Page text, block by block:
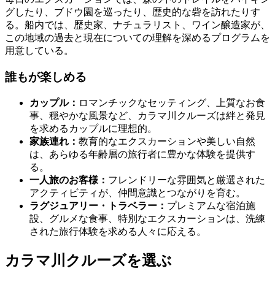
グしたり、ブドウ園を巡ったり、歴史的な砦を訪れたりす
る。船内では、歴史家、ナチュラリスト、ワイン醸造家が、
この地域の過去と現在についての理解を深めるプログラムを
用意している。
誰もが楽しめる
カップル： ロマンチックなセッティング、上質なお食
事、穏やかな風景など、カラマ川クルーズは絆と発見
を求めるカップルに理想的。
家族連れ： 教育的なエクスカーションや美しい自然
は、あらゆる年齢層の旅行者に豊かな体験を提供す
る。
一人旅のお客様： フレンドリーな雰囲気と厳選された
アクティビティが、仲間意識とつながりを育む。
ラグジュアリー・トラベラー： プレミアムな宿泊施
設、グルメな食事、特別なエクスカーションは、洗練
された旅行体験を求める人々に応える。
カラマ川クルーズを選ぶ